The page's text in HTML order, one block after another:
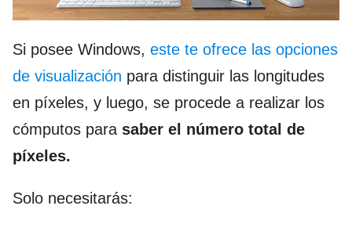
Si posee Windows, este te ofrece las opciones
de visualización para distinguir las longitudes
en píxeles, y luego, se procede a realizar los
cómputos para saber el número total de
píxeles.
Solo necesitarás: